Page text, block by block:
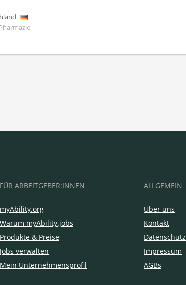
FÜR ARBEITGEBER:INNEN
myAbility.org
Warum myAbility.jobs
Produkte & Preise
Jobs verwalten
Mein Unternehmensprofil
ALLGEMEIN
Über uns
Kontakt
Datenschutz
Impressum
AGBs